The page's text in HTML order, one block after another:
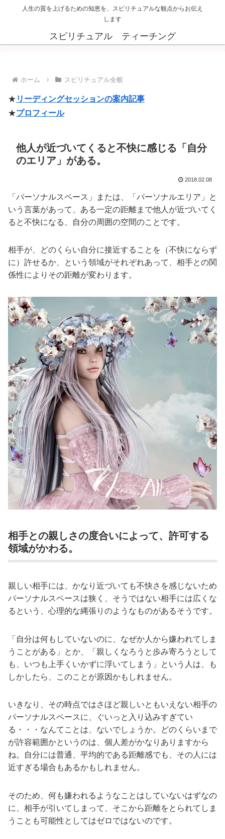
人生の質を上げるための知恵を、スピリチュアルな観点からお伝え
します
スピリチュアル ティーチング
ホーム スピリチュアル全般
★ リーディングセッションの案内記事
★プロフィール
他人が近づいてくると不快に感じる「自分
のエリア」がある。
2018.02.08
「パーソナルスペース」または、「パーソナルエリア」と
いう言葉があって、ある一定の距離まで他人が近づいてく
ると不快になる、自分の周囲の空間のことです。
相手が、どのくらい自分に接近することを（不快にならず
に）許せるか、という領域がそれぞれあって、相手との関
係性によりその距離が変わります。
相手との親しさの度合いによって、許可する
領域がかわる。
親しい相手には、かなり近づいても不快さを感じないため
パーソナルスペースは狭く、そうではない相手には広くな
るという、心理的な縄張りのようなものがあるそうです。
「自分は何もしていないのに、なぜか人から嫌われてしま
うことがある」とか、「親しくなろうと歩み寄ろうとして
も、いつも上手くいかずに浮いてしまう」という人は、も
しかしたら、このことが原因かもしれません。
いきなり、その時点ではさほど親しいともいえない相手の
パーソナルスペースに、ぐいっと入り込みすぎてい
る・・・なんてことは、ないでしょうか。どのくらいまで
が許容範囲かというのは、個人差がかなりありますから
ね。自分には普通、平均的である距離感でも、その人には
近すぎる場合もあるかもしれません。
そのため、何も嫌われるようなことはしていないはずなの
に、相手が引いてしまって、そこから距離をとられてしま
うことも可能性としてはゼロではないのです。